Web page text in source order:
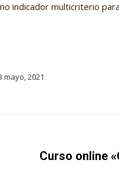
indicador multicriterio
mayo, 2021
Proyecto
Curso online